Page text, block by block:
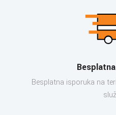
Besplatna isporuka na